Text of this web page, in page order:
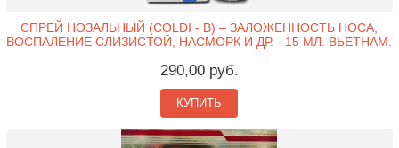
СПРЕЙ НОЗАЛЬНЫЙ (COLDI - B) – ЗАЛОЖЕННОСТЬ НОСА,
ВОСПАЛЕНИЕ СЛИЗИСТОЙ, НАСМОРК И ДР. - 15 МЛ. ВЬЕТНАМ.
290,00 руб.
КУПИТЬ